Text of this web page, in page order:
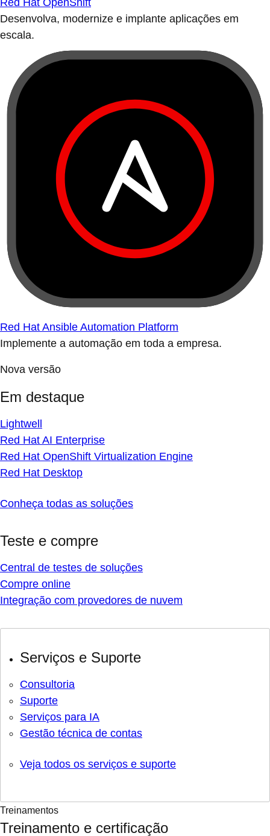
Red Hat OpenShift
Desenvolva, modernize e implante aplicações em
escala.
Red Hat Ansible Automation Platform
Implemente a automação em toda a empresa.
Nova versão
Em destaque
Lightwell
Red Hat AI Enterprise
Red Hat OpenShift Virtualization Engine
Red Hat Desktop
Conheça todas as soluções
Teste e compre
Central de testes de soluções
Compre online
Integração com provedores de nuvem
Serviços e Suporte
Consultoria
Suporte
Serviços para IA
Gestão técnica de contas
Veja todos os serviços e suporte
Treinamentos
Treinamento e certificação